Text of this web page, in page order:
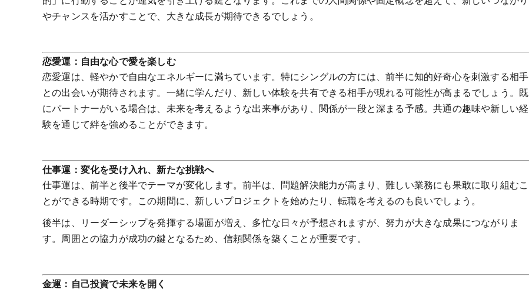
やチャンスを活かすことで、大きな成長が期待できるでしょう。
恋愛運：自由な心で愛を楽しむ
恋愛運は、軽やかで自由なエネルギーに満ちています。特にシングルの方には、前半に知的好奇心を刺激する相手
との出会いが期待されます。一緒に学んだり、新しい体験を共有できる相手が現れる可能性が高まるでしょう。既
にパートナーがいる場合は、未来を考えるような出来事があり、関係が一段と深まる予感。共通の趣味や新しい経
験を通じて絆を強めることができます。
仕事運：変化を受け入れ、新たな挑戦へ
仕事運は、前半と後半でテーマが変化します。前半は、問題解決能力が高まり、難しい業務にも果敢に取り組むこ
とができる時期です。この期間に、新しいプロジェクトを始めたり、転職を考えるのも良いでしょう。
後半は、リーダーシップを発揮する場面が増え、多忙な日々が予想されますが、努力が大きな成果につながりま
す。周囲との協力が成功の鍵となるため、信頼関係を築くことが重要です。
金運：自己投資で未来を開く